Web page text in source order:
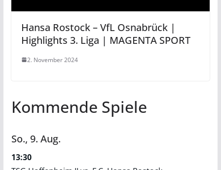
Hansa Rostock – VfL Osnabrück |
Highlights 3. Liga | MAGENTA SPORT
2. November 2024
Kommende Spiele
So., 9. Aug.
13:30